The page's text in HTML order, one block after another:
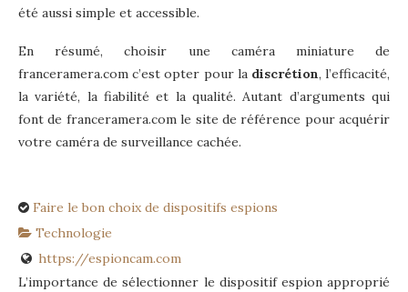
été aussi simple et accessible.
En résumé, choisir une caméra miniature de
franceramera.com c’est opter pour la discrétion, l’efficacité,
la variété, la fiabilité et la qualité. Autant d’arguments qui
font de franceramera.com le site de référence pour acquérir
votre caméra de surveillance cachée.
Faire le bon choix de dispositifs espions
Technologie
https://espioncam.com
L’importance de sélectionner le dispositif espion approprié